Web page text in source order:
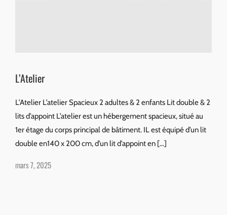
L’Atelier
L’Atelier L’atelier Spacieux 2 adultes & 2 enfants Lit double & 2
lits d’appoint L’atelier est un hébergement spacieux, situé au
1er étage du corps principal de bâtiment. IL est équipé d’un lit
double en140 x 200 cm, d’un lit d’appoint en […]
mars 7, 2025